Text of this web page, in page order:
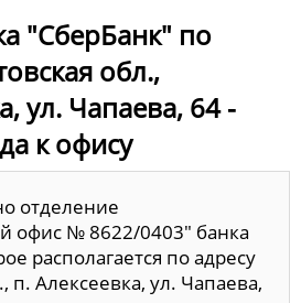
"СберБанк" по
обл.,
ул. Чапаева, 64 -
к офису
отделение
офис № 8622/0403" банка
располагается по адресу
п. Алексеевка, ул. Чапаева,